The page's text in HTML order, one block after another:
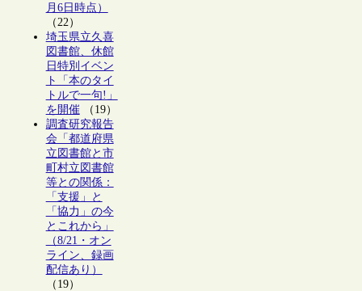
月6日時点）
（22）
埼玉県立久喜
図書館、休館
日特別イベン
ト「本のタイ
トルで一句!」
を開催（19）
調査研究報告
会「都道府県
立図書館と市
町村立図書館
等との関係：
「支援」と
「協力」の今
とこれから」
（8/21・オン
ライン、録画
配信あり）
（19）